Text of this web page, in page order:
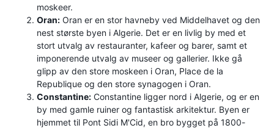
moskeer.
Oran: Oran er en stor havneby ved Middelhavet og den
nest største byen i Algerie. Det er en livlig by med et
stort utvalg av restauranter, kafeer og barer, samt et
imponerende utvalg av museer og gallerier. Ikke gå
glipp av den store moskeen i Oran, Place de la
Republique og den store synagogen i Oran.
Constantine: Constantine ligger nord i Algerie, og er en
by med gamle ruiner og fantastisk arkitektur. Byen er
hjemmet til Pont Sidi M'Cid, en bro bygget på 1800-